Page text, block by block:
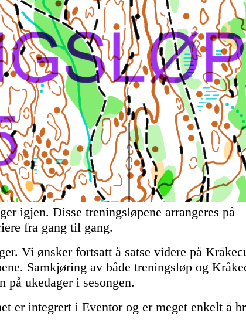
igjen. Disse treningsløpene arrangeres på
fra gang til gang.
Vi ønsker fortsatt å satse videre på
Samkjøring av både treningsløp og
på ukedager i sesongen.
er integrert i Eventor og er meget enkelt å